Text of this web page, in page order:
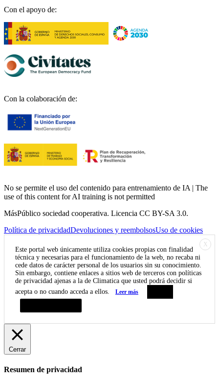
Con el apoyo de:
Con la colaboración de:
No se permite el uso del contenido para entrenamiento de IA | The
use of this content for AI training is not permitted
MásPúblico sociedad cooperativa. Licencia CC BY-SA 3.0.
Política de privacidadDevoluciones y reembolsosUso de cookies
X
Este portal web únicamente utiliza cookies propias con finalidad
técnica y necesarias para el funcionamiento de la web, no recaba ni
cede datos de carácter personal de los usuarios sin su conocimiento.
Sin embargo, contiene enlaces a sitios web de terceros con políticas
de privacidad ajenas a la de Climatica que usted podrá decidir si
acepta o no cuando acceda a ellos.
Leer más
Cerrar
Resumen de privacidad